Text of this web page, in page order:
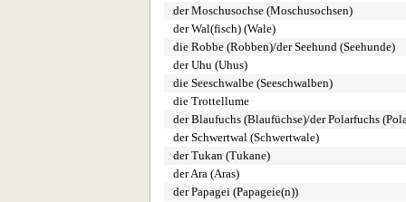
der Moschusochse (Moschusochsen)
der Wal(fisch) (Wale)
die Robbe (Robben)/der Seehund (Seehunde)
der Uhu (Uhus)
die Seeschwalbe (Seeschwalben)
die Trottellume
der Blaufuchs (Blaufüchse)/der Polarfuchs
der Schwertwal (Schwertwale)
der Tukan (Tukane)
der Ara (Aras)
der Papagei (Papageie(n))